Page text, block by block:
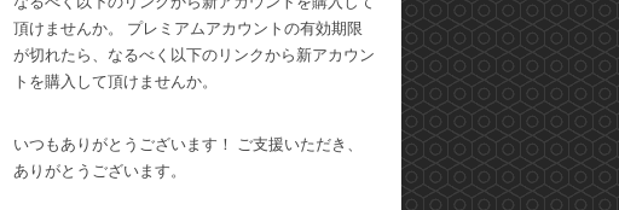
頂けませんか。 プレミアムアカウントの有効期限
が切れたら、なるべく以下のリンクから新アカウン
トを購入して頂けませんか。
いつもありがとうございます！ ご支援いただき、
ありがとうございます。